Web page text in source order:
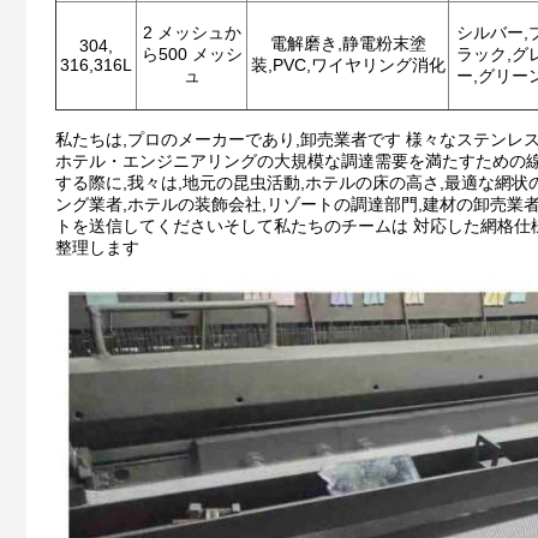
304,
316,316L
2 メッシュか
ら500 メッシ
ュ
電解磨き,静電粉末塗
装,PVC,ワイヤリング消化
シルバー,
ラック,グ
ー,グリー
私たちは,プロのメーカーであり,卸売業者です 様々なステン
ホテル・エンジニアリングの大規模な調達需要を満たすため
する際に,我々は,地元の昆虫活動,ホテルの床の高さ,最適な網
ング業者,ホテルの装飾会社,リゾートの調達部門,建材の卸売
トを送信してくださいそして私たちのチームは 対応した網格
整理します